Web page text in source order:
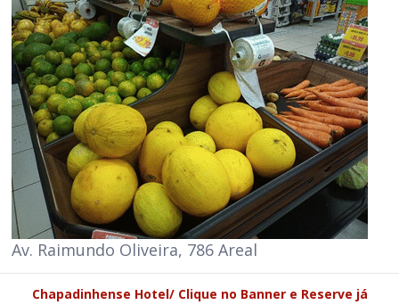
Av. Raimundo Oliveira, 786 Areal
Chapadinhense Hotel/ Clique no Banner e Reserve já